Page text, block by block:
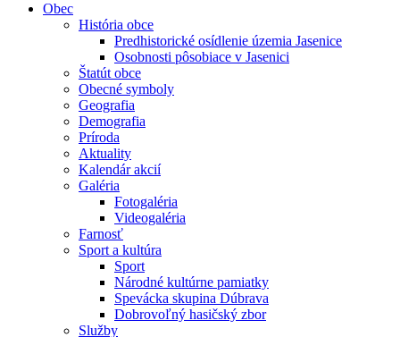
Obec
História obce
Predhistorické osídlenie územia Jasenice
Osobnosti pôsobiace v Jasenici
Štatút obce
Obecné symboly
Geografia
Demografia
Príroda
Aktuality
Kalendár akcií
Galéria
Fotogaléria
Videogaléria
Farnosť
Sport a kultúra
Sport
Národné kultúrne pamiatky
Spevácka skupina Dúbrava
Dobrovoľný hasičský zbor
Služby